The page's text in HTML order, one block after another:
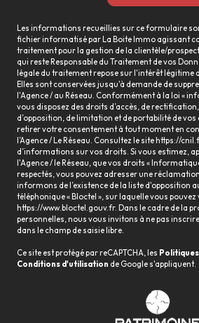
Les informations recueillies sur ce formulaire
fichier informatisé par La Boite Immo agissant
traitement pour la gestion de la clientèle/
qui reste Responsable du Traitement de vos
légale du traitement repose sur l'intérêt légitime
Elles sont conservées jusqu'à demande de
l'Agence / au Réseau. Conformément à la loi «
vous disposez des droits d’accès, de
d’opposition, de limitation et de portabilité de vos
retirer votre consentement à tout moment en
l’Agence / Le Réseau. Consultez le site https://
d’informations sur vos droits. Si vous estimez,
l'Agence / le Réseau, que vos droits «
respectés, vous pouvez adresser une
informons de l’existence de la liste d'opposition
téléphonique « Bloctel », sur laquelle vous
https://www.bloctel.gouv.fr. Dans le cadre de la
personnelles, nous vous invitons à ne pas
dans le champ de saisie libre.
Ce site est protégé par reCAPTCHA, les
Conditions d'utilisation de Google s'appliquent.